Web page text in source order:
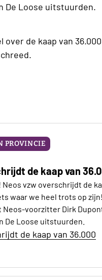
De Loose uitstuurden.
over de kaap van
PROVINCIE
de kaap van
vzw overschrijdt de
waar we heel trots op
voorzitter Dirk
De Loose uitstuurden.
de kaap van 36.000